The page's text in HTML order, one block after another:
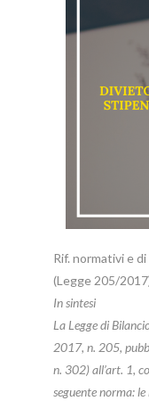
Rif. normativi e
(Legge 205/
In sintesi
La Legge di
2017, n. 205,
n. 302) all’art. 1,
seguente norma: